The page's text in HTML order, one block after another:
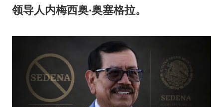
领导人内梅西奥·奥塞格拉。